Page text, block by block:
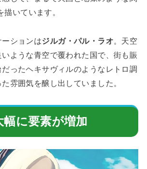
描いています。
ションはジルガ・パル・ラオ。天空
ような青空で覆われた国で、街も賑
ったヘキサヴィルのようなレトロ調
雰囲気を醸し出していました。
幅に要素が増加